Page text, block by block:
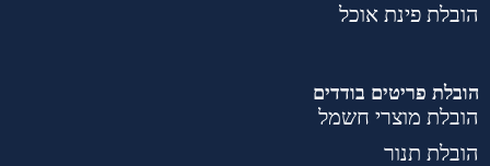
הובלת פינת אוכל
הובלת פריטים בודדים
הובלת מוצרי חשמל
הובלת תנור